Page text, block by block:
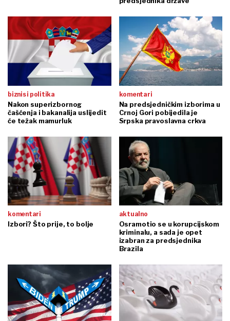
biznis i politika
Nakon superizbornog
čašćenja i bakanalija uslijedit
će težak mamurluk
komentari
Na predsjedničkim izborima u
Crnoj Gori pobijedila je
Srpska pravoslavna crkva
komentari
Izbori? Što prije, to bolje
aktualno
Osramotio se u korupcijskom
kriminalu, a sada je opet
izabran za predsjednika
Brazila